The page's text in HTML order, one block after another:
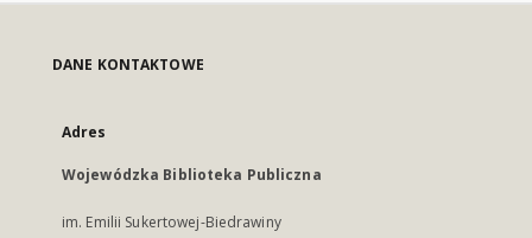
DANE KONTAKTOWE
Adres
Wojewódzka Biblioteka Publiczna
im. Emilii Sukertowej-Biedrawiny